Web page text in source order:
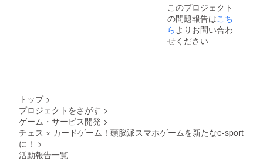
遊んだらその評価がどうな
るか楽しみです．今回は以
上です．支援いただいた方
へのテスト版送付は今月末
（来週くらい）を予定して
このプロジェクト
の問題報告はこち
ら よりお問い合わ
せください
トップ >
プロジェクトをさがす >
ゲーム・サービス開発 >
チェス × カードゲーム！頭脳派スマホゲームを新たなe-sport
に！ >
活動報告一覧